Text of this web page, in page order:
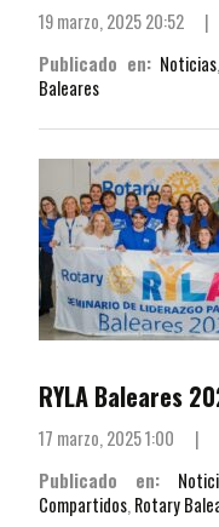
19 marzo, 2025 20:52 |
Publicado en: Noticias,
Baleares
RYLA Baleares
17 marzo, 2025 1:00 |
Publicado en:
Compartidos, Rotary